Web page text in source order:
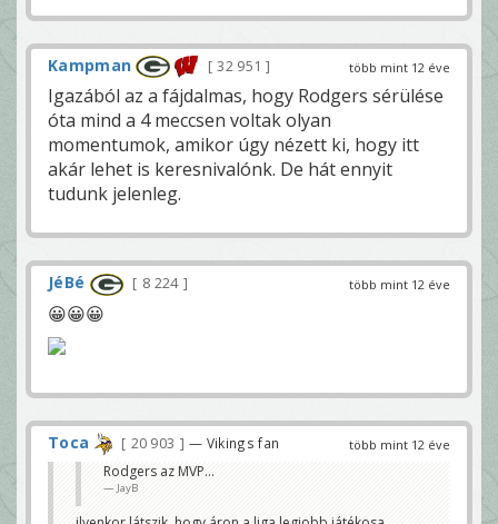
több mint 12 éve
Kampman 32 951
Igazából az a fájdalmas, hogy Rodgers sérülése
óta mind a 4 meccsen voltak olyan
momentumok, amikor úgy nézett ki, hogy itt
akár lehet is keresnivalónk. De hát ennyit
tudunk jelenleg.
több mint 12 éve
JéBé 8 224
😀😀😀
több mint 12 éve
Toca 20 903 — Vikings fan
Rodgers az MVP...
JayB